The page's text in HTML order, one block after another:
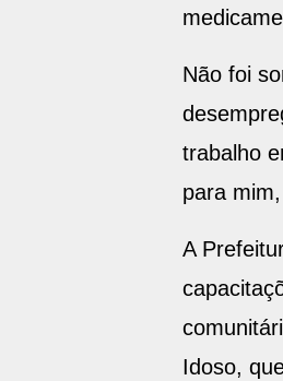
Não foi
trabalho
para
A
Idoso,